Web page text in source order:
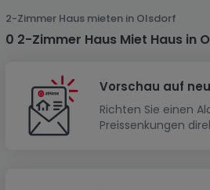
Haus
Reihenhaus
Doppelhaushälfte
Wohnung
Schlafzimmer
1-Zimmer-Apartment
Wohnanlage
Wohnsiedlung
Haus bauen
Musterhaus
Renditeobjekt
2-Zimmer Haus mieten in Olsdorf
0 2-Zimmer Haus Miet Haus in
Vorschau auf
Richten Sie einen
Preissenkungen